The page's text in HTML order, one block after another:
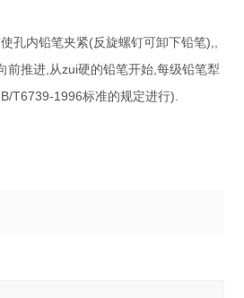
孔内铅笔夹紧(反旋螺钉可卸下铅笔),,
前推进,从zui硬的铅笔开始,每级铅笔犁
T6739-1996标准的规定进行).